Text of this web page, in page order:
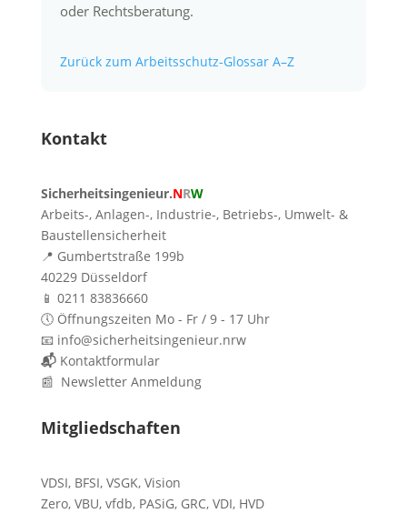
oder Rechtsberatung.
Zurück zum Arbeitsschutz-Glossar A–Z
Kontakt
Sicherheitsingenieur.NRW
Arbeits-, Anlagen-, Industrie-, Betriebs-, Umwelt- &
Baustellensicherheit
📍 Gumbertstraße 199b
40229 Düsseldorf
📱 0211 83836660
🕔 Öffnungszeiten Mo - Fr / 9 - 17 Uhr
📧 info@sicherheitsingenieur.nrw
📬 Kontaktformular
📰 Newsletter Anmeldung
Mitgliedschaften
VDSI, BFSI, VSGK, Vision
Zero, VBU, vfdb, PASiG, GRC, VDI, HVD